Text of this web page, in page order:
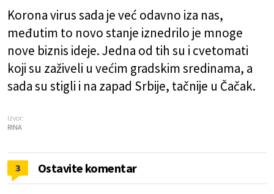
Korona virus sada je već odavno iza nas,
međutim to novo stanje iznedrilo je mnoge
nove biznis ideje. Jedna od tih su i cvetomati
koji su zaživeli u većim gradskim sredinama, a
sada su stigli i na zapad Srbije, tačnije u Čačak.
Izvor:
RINA
3 Ostavite komentar